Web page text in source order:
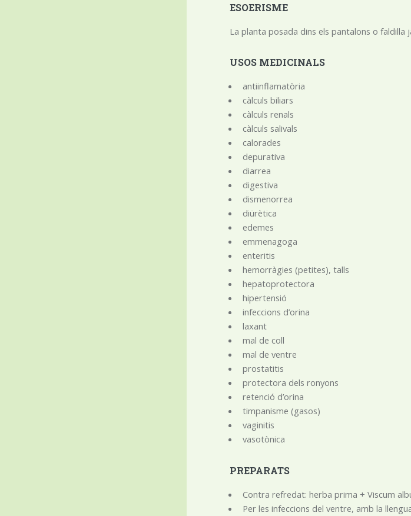
ESOERISME
La planta posada dins els pantalons o faldilla
USOS MEDICINALS
antiinflamatòria
càlculs biliars
càlculs renals
càlculs salivals
calorades
depurativa
diarrea
digestiva
dismenorrea
diürètica
edemes
emmenagoga
enteritis
hemorràgies (petites), talls
hepatoprotectora
hipertensió
infeccions d’orina
laxant
mal de coll
mal de ventre
prostatitis
protectora dels ronyons
retenció d’orina
timpanisme (gasos)
vaginitis
vasotònica
PREPARATS
Contra refredat: herba prima + Viscum
Per les infeccions del ventre, amb la